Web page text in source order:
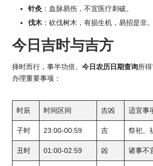
针灸 ：血脉易伤，不宜医疗刺破。
伐木 ：砍伐树木，有损生机，易招是非。
今日吉时与吉方
择时而行，事半功倍。 今日农历日期查询所
办理重要事项：
时辰 时间区间 吉凶 适宜事
子时 23:00-00:59 吉 祭祀、
丑时 01:00-02:59 凶 诸事不